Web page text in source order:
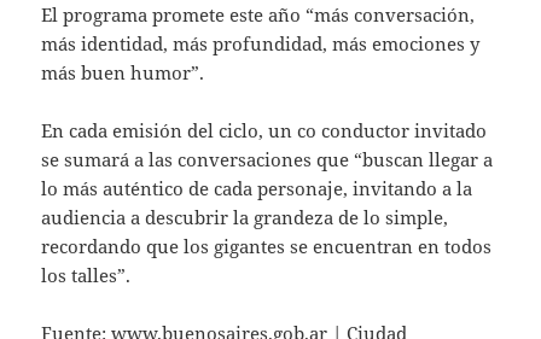
El programa promete este año “más conversación,
más identidad, más profundidad, más emociones y
más buen humor”.
En cada emisión del ciclo, un co conductor invitado
se sumará a las conversaciones que “buscan llegar a
lo más auténtico de cada personaje, invitando a la
audiencia a descubrir la grandeza de lo simple,
recordando que los gigantes se encuentran en todos
los talles”.
Fuente:www.buenosaires.gob.ar | Ciudad